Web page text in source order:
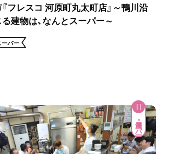
フレスコ 河原町丸太町店』～鴨川沿
建物は、なんとスーパー～
パー
居酒屋・バー